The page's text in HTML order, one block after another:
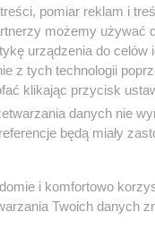
pomiar reklam i
możemy używać
urządzenia do celów
z tych technologii
klikając przycisk
danych nie
będą miały
i komfortowo
Twoich danych